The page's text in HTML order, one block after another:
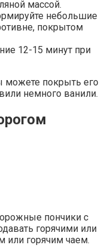
массой.
небольшие
покрытом
12-15 минут при
можете покрыть его
немного ванили.
пончики с
горячими или
или горячим чаем.